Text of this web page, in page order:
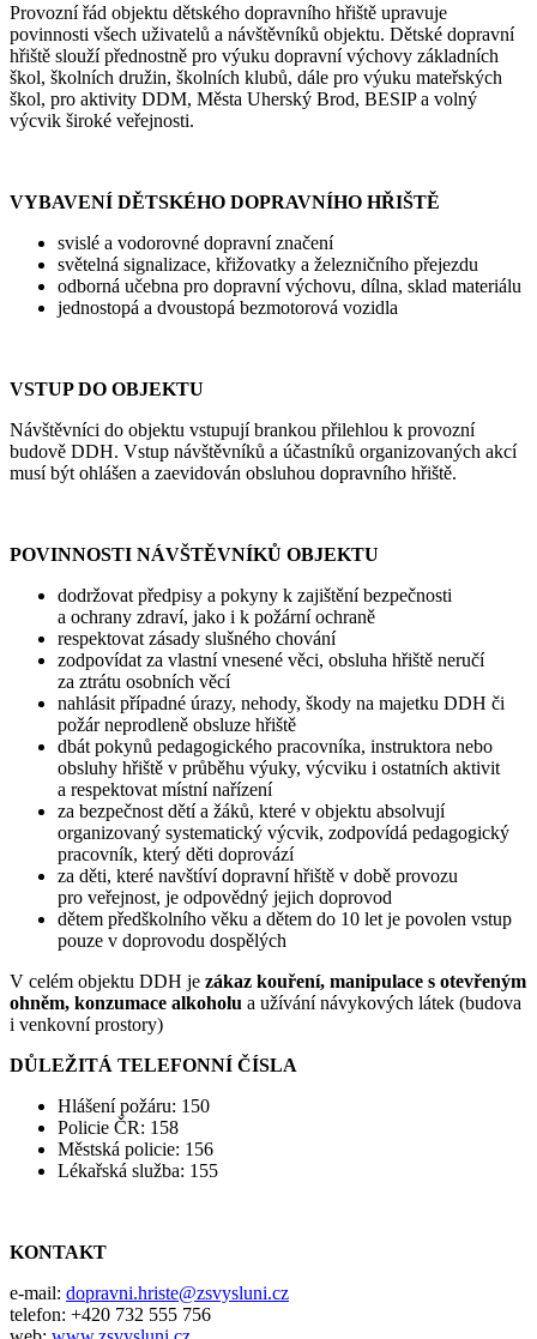
Provozní řád objektu dětského dopravního hřiště upravuje
povinnosti všech uživatelů a návštěvníků objektu. Dětské dopravní
hřiště slouží přednostně pro výuku dopravní výchovy základních
škol, školních družin, školních klubů, dále pro výuku mateřských
škol, pro aktivity DDM, Města Uherský Brod, BESIP a volný
výcvik široké veřejnosti.
VYBAVENÍ DĚTSKÉHO DOPRAVNÍHO HŘIŠTĚ
svislé a vodorovné dopravní značení
světelná signalizace, křižovatky a železničního přejezdu
odborná učebna pro dopravní výchovu, dílna, sklad materiálu
jednostopá a dvoustopá bezmotorová vozidla
VSTUP DO OBJEKTU
Návštěvníci do objektu vstupují brankou přilehlou k provozní
budově DDH. Vstup návštěvníků a účastníků organizovaných akcí
musí být ohlášen a zaevidován obsluhou dopravního hřiště.
POVINNOSTI NÁVŠTĚVNÍKŮ OBJEKTU
dodržovat předpisy a pokyny k zajištění bezpečnosti
a ochrany zdraví, jako i k požární ochraně
respektovat zásady slušného chování
zodpovídat za vlastní vnesené věci, obsluha hřiště neručí
za ztrátu osobních věcí
nahlásit případné úrazy, nehody, škody na majetku DDH či
požár neprodleně obsluze hřiště
dbát pokynů pedagogického pracovníka, instruktora nebo
obsluhy hřiště v průběhu výuky, výcviku i ostatních aktivit
a respektovat místní nařízení
za bezpečnost dětí a žáků, které v objektu absolvují
organizovaný systematický výcvik, zodpovídá pedagogický
pracovník, který děti doprovází
za děti, které navštíví dopravní hřiště v době provozu
pro veřejnost, je odpovědný jejich doprovod
dětem předškolního věku a dětem do 10 let je povolen vstup
pouze v doprovodu dospělých
V celém objektu DDH je zákaz kouření, manipulace s otevřeným
ohněm, konzumace alkoholu a užívání návykových látek (budova
i venkovní prostory)
DŮLEŽITÁ TELEFONNÍ ČÍSLA
Hlášení požáru: 150
Policie ČR: 158
Městská policie: 156
Lékařská služba: 155
KONTAKT
e-mail: dopravni.hriste@zsvysluni.cz
telefon: +420 732 555 756